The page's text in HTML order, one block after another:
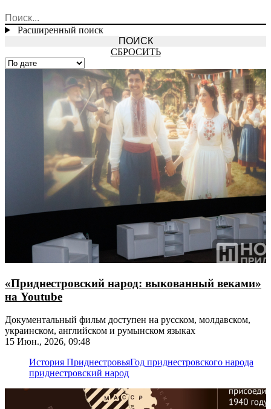
Расширенный поиск
СБРОСИТЬ
«Приднестровский народ: выкованный веками»
на Youtube
Документальный фильм доступен на русском, молдавском,
украинском, английском и румынском языках
15 Июн., 2026, 09:48
История ПриднестровьяГод приднестровского народа
приднестровский народ